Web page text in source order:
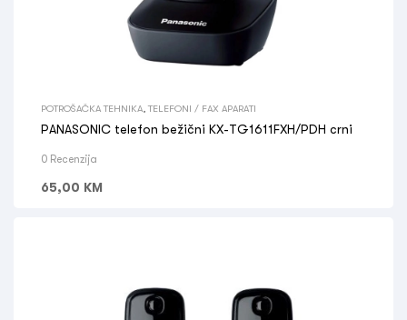
POTROŠAČKA TEHNIKA TELEFONI / FAX APARATI
PANASONIC telefon bežični KX-TG1611FXH/PDH crni
0 Recenzija
65,00 KM